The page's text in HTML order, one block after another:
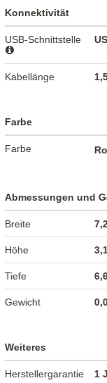
Konnektivität
USB-Schnittstelle
Kabellänge
Farbe
Farbe
Abmessungen und
Breite
Höhe
Tiefe
Gewicht
Weiteres
Herstellergarantie 1